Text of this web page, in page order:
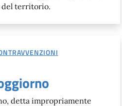
territorio.
detta impropriamente